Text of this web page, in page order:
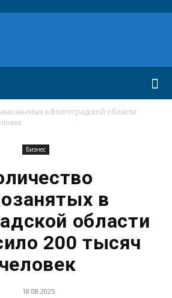
в Волгоградской области
Бизнес
в
области
200 тысяч
человек
18.08.2025